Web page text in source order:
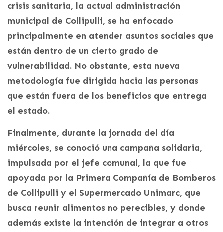
crisis sanitaria, la actual administración
municipal de Collipulli, se ha enfocado
principalmente en atender asuntos sociales que
están dentro de un cierto grado de
vulnerabilidad. No obstante, esta nueva
metodología fue dirigida hacia las personas
que están fuera de los beneficios que entrega
el estado.
Finalmente, durante la jornada del día
miércoles, se conoció una campaña solidaria,
impulsada por el jefe comunal, la que fue
apoyada por la Primera Compañía de Bomberos
de Collipulli y el Supermercado Unimarc, que
busca reunir alimentos no perecibles, y donde
además existe la intención de integrar a otros